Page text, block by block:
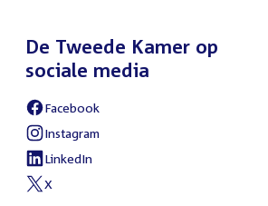
De Tweede Kamer op
sociale media
External
link:
Facebook
External
link:
Instagram
External
link:
LinkedIn
External
X